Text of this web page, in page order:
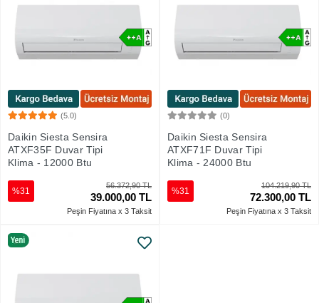
(5.0)
Daikin Siesta Sensira
ATXF35F Duvar Tipi
Klima - 12000 Btu
56.372,90 TL
39.000,00 TL
%31
Peşin Fiyatına x 3 Taksit
(0)
Daikin Siesta Sensira
ATXF71F Duvar Tipi
Klima - 24000 Btu
104.219,90 TL
72.300,00 TL
%31
Peşin Fiyatına x 3 Taksit